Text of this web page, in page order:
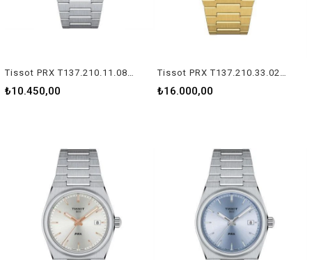
Tissot PRX T137.210.11.081.00 Kadın Kol Saati
₺10.450,00
Tissot PRX T137.210.33.021.00 Kadın Kol Saati
₺16.000,00